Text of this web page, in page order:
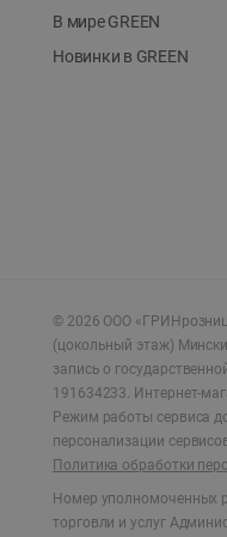
В мире GREEN
Новинки в GREEN
© 2026 ООО
(цокольный этаж)
запись о
191634233. Интернет-
Режим работы сервиса
персонализации
Политика обработки
Номер уполномоченных
торговли и услуг